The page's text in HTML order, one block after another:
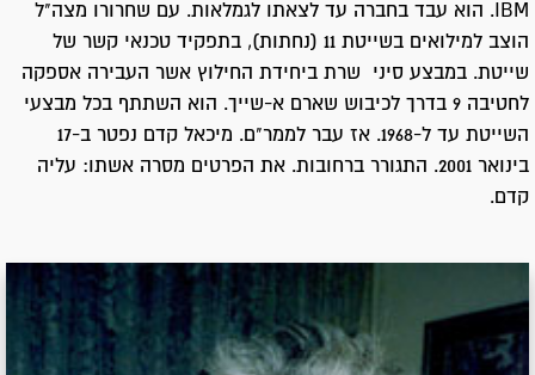
IBM. הוא עבד בחברה עד לצאתו לגמלאות. עם שחרורו מצה"ל
הוצב למילואים בשייטת 11 (נחתות), בתפקיד טכנאי קשר של
שייטת. במבצע סיני שרת ביחידת החילוץ אשר העבירה אספקה
לחטיבה 9 בדרך לכיבוש שארם א-שייך. הוא השתתף בכל מבצעי
השייטת עד ל-1968. אז עבר לממר"ם. מיכאל קדם נפטר ב-17
בינואר 2001. התגורר ברחובות. את הפרטים מסרה אשתו: עליה
קדם.